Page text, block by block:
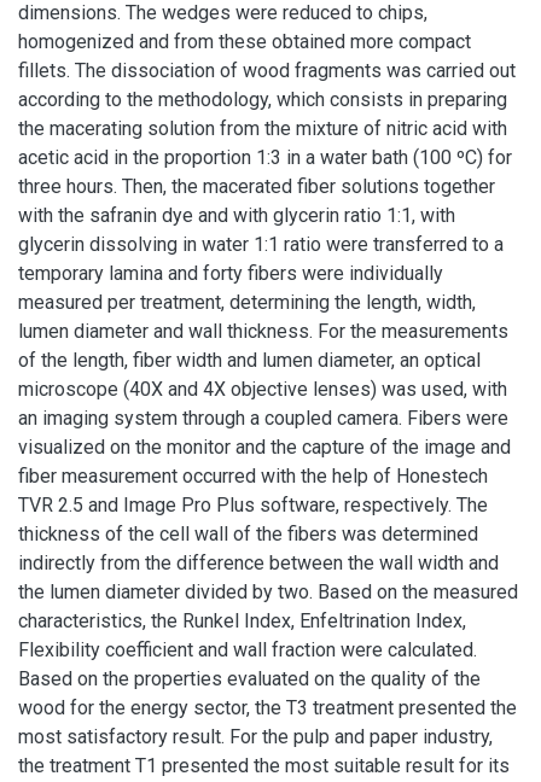
dimensions. The wedges were reduced to chips,
homogenized and from these obtained more compact
fillets. The dissociation of wood fragments was carried out
according to the methodology, which consists in preparing
the macerating solution from the mixture of nitric acid with
acetic acid in the proportion 1:3 in a water bath (100 ºC) for
three hours. Then, the macerated fiber solutions together
with the safranin dye and with glycerin ratio 1:1, with
glycerin dissolving in water 1:1 ratio were transferred to a
temporary lamina and forty fibers were individually
measured per treatment, determining the length, width,
lumen diameter and wall thickness. For the measurements
of the length, fiber width and lumen diameter, an optical
microscope (40X and 4X objective lenses) was used, with
an imaging system through a coupled camera. Fibers were
visualized on the monitor and the capture of the image and
fiber measurement occurred with the help of Honestech
TVR 2.5 and Image Pro Plus software, respectively. The
thickness of the cell wall of the fibers was determined
indirectly from the difference between the wall width and
the lumen diameter divided by two. Based on the measured
characteristics, the Runkel Index, Enfeltrination Index,
Flexibility coefficient and wall fraction were calculated.
Based on the properties evaluated on the quality of the
wood for the energy sector, the T3 treatment presented the
most satisfactory result. For the pulp and paper industry,
the treatment T1 presented the most suitable result for its